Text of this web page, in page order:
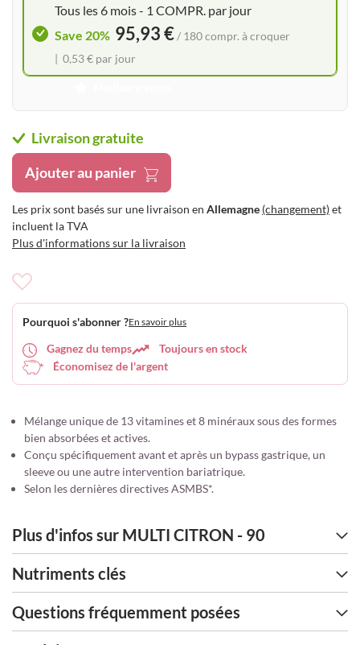
Mélange unique de 13 vitamines et 8 minéraux sous des formes
bien absorbées et actives.
Conçu spécifiquement avant et après un bypass gastrique, un
sleeve ou une autre intervention bariatrique.
Selon les dernières directives ASMBS*.
Pourquoi s'abonner ?En savoir plus
Gagnez du temps
Toujours en stock
Économisez de l'argent
Tous les 6 mois - 1 COMPR. par jour
0,53 € par jour
95,93 €/ 180 compr. à croquer
Save 20%
Livraison gratuite
Les prix sont basés sur une livraison en Allemagne (changement)et
incluent la TVA
Plus d'informations sur la livraison
Ajouter au panier
à
d’envie
Plus d'infos sur MULTI CITRON - 90
Nutriments clés
Questions fréquemment posées